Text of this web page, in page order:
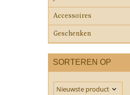
Accessoires
Geschenken
SORTEREN OP